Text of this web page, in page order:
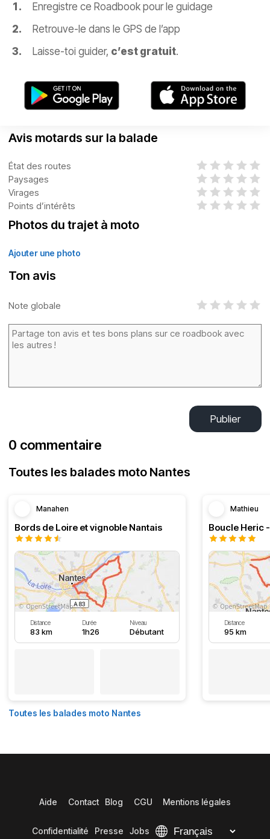
Enregistre ce Roadbook pour le guidage
Retrouve-le dans le GPS de l’app
Laisse-toi guider, c’est gratuit.
Avis motards sur la balade
État des routes
Paysages
Virages
Points d’intérêts
Photos du trajet à moto
Ajouter une photo
Ton avis
Note globale
Publier
0 commentaire
Toutes les balades moto Nantes
Manahen
Bords de Loire et vignoble Nantais
Distance
83 km
Durée
1h26
Niveau
Débutant
Mathieu
Boucle Heric
Distance
95 km
Toutes les balades moto Nantes
Aide Contact Blog CGU Mentions légales
Confidentialité Presse Jobs